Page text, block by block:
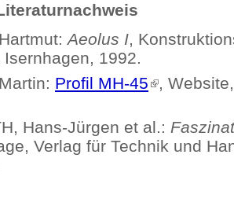
Aeolus I,
Isernhagen, 1992.
Profil MH-45
,
, Hans-Jürgen et al.:
Verlag für Technik und